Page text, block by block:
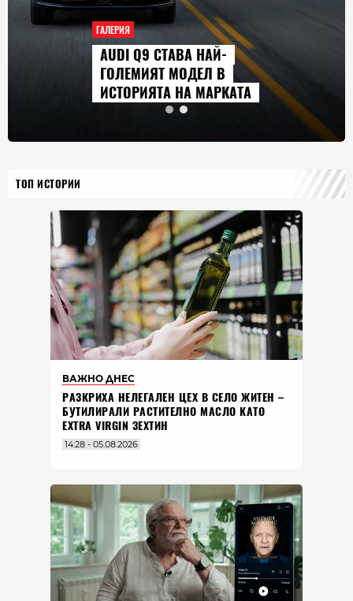
ГАЛЕРИЯ
AUDI Q9 СТАВА НАЙ-
ГОЛЕМИЯТ МОДЕЛ В
ИСТОРИЯТА НА МАРКАТА
ТОП ИСТОРИИ
ВАЖНО ДНЕС
РАЗКРИХА НЕЛЕГАЛЕН ЦЕХ В СЕЛО ЖИТЕН –
БУТИЛИРАЛИ РАСТИТЕЛНО МАСЛО КАТО
EXTRA VIRGIN ЗЕХТИН
14:28 - 05.08.2026